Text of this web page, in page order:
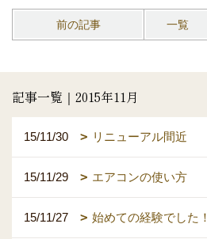
前の記事 一覧
記事一覧｜2015年11月
15/11/30 リニューアル間近
15/11/29 エアコンの使い方
15/11/27 始めての経験でした！